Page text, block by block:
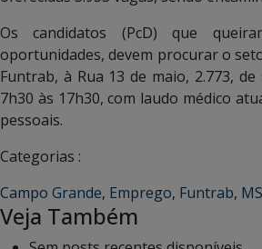
Os candidatos (PcD) que
oportunidades, devem procurar o
Funtrab, à Rua 13 de maio, 2.773,
7h30 às 17h30, com laudo médico
pessoais.
Categorias :
Campo Grande, Emprego, Funtrab, MS
Veja Também